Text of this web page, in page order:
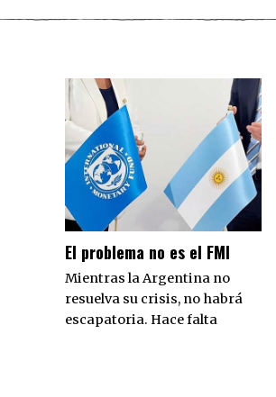
El problema no es el FMI
Mientras la Argentina no
resuelva su crisis, no habrá
escapatoria. Hace falta